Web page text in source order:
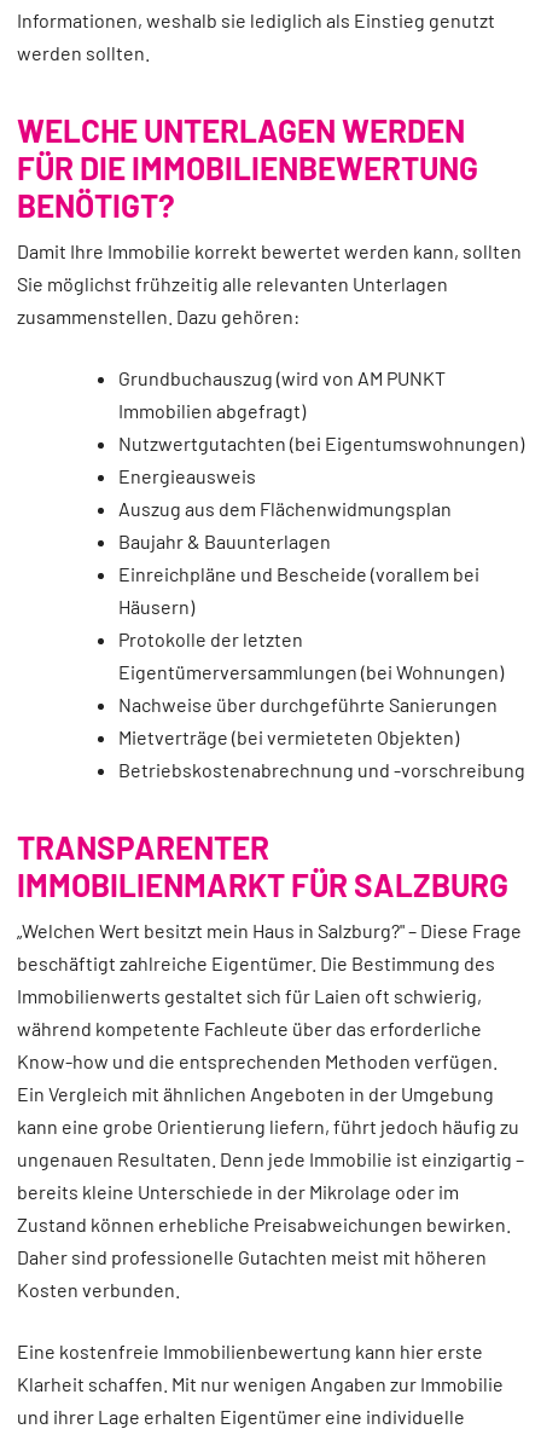
Informationen, weshalb sie lediglich als Einstieg genutzt
werden sollten.
WELCHE UNTERLAGEN WERDEN
FÜR DIE IMMOBILIENBEWERTUNG
BENÖTIGT?
Damit Ihre Immobilie korrekt bewertet werden kann, sollten
Sie möglichst frühzeitig alle relevanten Unterlagen
zusammenstellen. Dazu gehören:
Grundbuchauszug (wird von AM PUNKT
Immobilien abgefragt)
Nutzwertgutachten (bei Eigentumswohnungen)
Energieausweis
Auszug aus dem Flächenwidmungsplan
Baujahr & Bauunterlagen
Einreichpläne und Bescheide (vorallem bei
Häusern)
Protokolle der letzten
Eigentümerversammlungen (bei Wohnungen)
Nachweise über durchgeführte Sanierungen
Mietverträge (bei vermieteten Objekten)
Betriebskostenabrechnung und -vorschreibung
TRANSPARENTER
IMMOBILIENMARKT FÜR SALZBURG
„Welchen Wert besitzt mein Haus in Salzburg?" – Diese Frage
beschäftigt zahlreiche Eigentümer. Die Bestimmung des
Immobilienwerts gestaltet sich für Laien oft schwierig,
während kompetente Fachleute über das erforderliche
Know-how und die entsprechenden Methoden verfügen.
Ein Vergleich mit ähnlichen Angeboten in der Umgebung
kann eine grobe Orientierung liefern, führt jedoch häufig zu
ungenauen Resultaten. Denn jede Immobilie ist einzigartig –
bereits kleine Unterschiede in der Mikrolage oder im
Zustand können erhebliche Preisabweichungen bewirken.
Daher sind professionelle Gutachten meist mit höheren
Kosten verbunden.
Eine kostenfreie Immobilienbewertung kann hier erste
Klarheit schaffen. Mit nur wenigen Angaben zur Immobilie
und ihrer Lage erhalten Eigentümer eine individuelle